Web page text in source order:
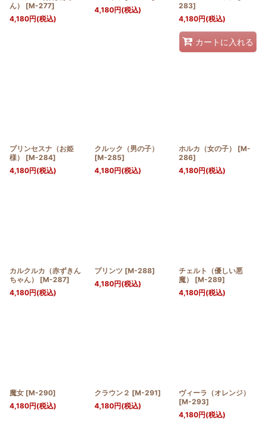
ん）
[M-277]
4,180円(税込)
4,180円(税込)
283]
4,180円(税込)
カートに入れる
プリンセスナ（お姫
様）
[M-284]
4,180円(税込)
クルック（男の子）
[M-285]
4,180円(税込)
ホルカ（女の子） [M-
286]
4,180円(税込)
カルクルカ（赤ずきん
ちゃん）
[M-287]
4,180円(税込)
プリンツ [M-288]
4,180円(税込)
チェルト（優しい悪
魔）
[M-289]
4,180円(税込)
魔女 [M-290]
4,180円(税込)
クラウン２ [M-291]
4,180円(税込)
ヴィーラ（オレンジ）
[M-293]
4,180円(税込)